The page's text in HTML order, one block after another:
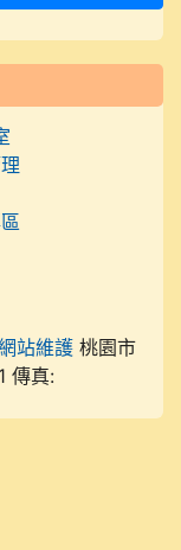
站維護 桃園市
傳真: